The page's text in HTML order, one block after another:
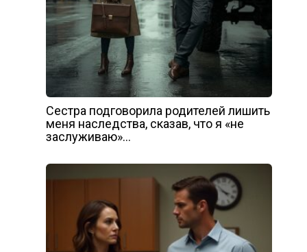
Сестра подговорила родителей лишить
меня наследства, сказав, что я «не
заслуживаю»…